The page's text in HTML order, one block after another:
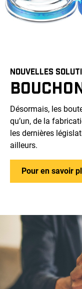
NOUVELLES
Désormais, les
qu’un, de la
les dernières
ailleurs.
Pour en savoir